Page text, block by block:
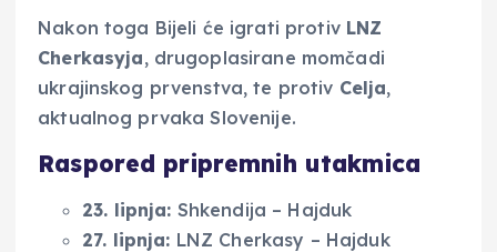
Nakon toga Bijeli će igrati protiv LNZ
Cherkasyja, drugoplasirane momčadi
ukrajinskog prvenstva, te protiv Celja,
aktualnog prvaka Slovenije.
Raspored pripremnih utakmica
23. lipnja: Shkendija – Hajduk
27. lipnja: LNZ Cherkasy – Hajduk